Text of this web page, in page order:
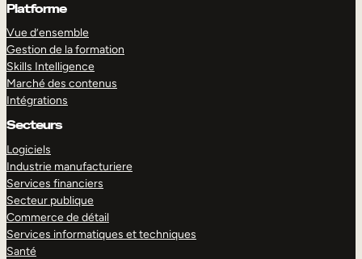
Platforme
Vue d’ensemble
Gestion de la formation
Skills Intelligence
Marché des contenus
Intégrations
Secteurs
Logiciels
Industrie manufacturiere
Services financiers
Secteur publique
Commerce de détail
Services informatiques et techniques
Santé